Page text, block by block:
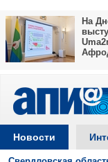
На
Новости